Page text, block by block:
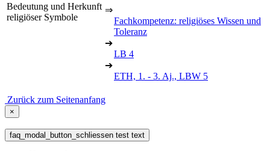
Bedeutung und Herkunft
religiöser Symbole
⇒
Fachkompetenz: religiöses Wissen und
Toleranz
➔
LB 4
➔
ETH, 1. - 3. Aj., LBW 5
Zurück zum Seitenanfang
×
faq_modal_button_schliessen test text